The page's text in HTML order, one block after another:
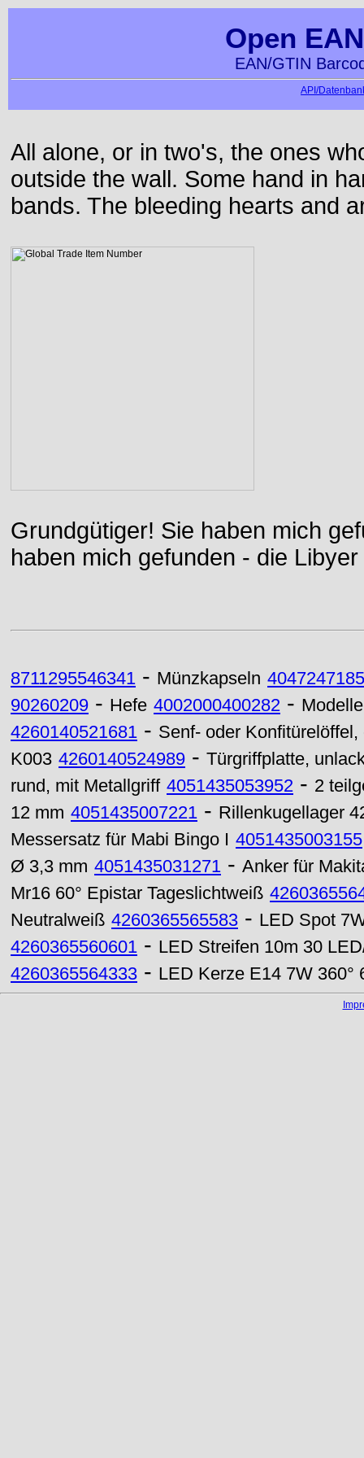
Open
EAN/GTIN
API/
All alone, or in two's, the ones
outside the wall. Some hand in
bands. The bleeding hearts and
Grundgütiger! Sie haben mich
haben mich gefunden - die
8711295546341 - Münzkapseln
90260209 - Hefe 4002000400282 -
4260140521681 - Senf- oder Konfitürelöffel,
K003 4260140524989 - Türgriffplatte,
rund, mit Metallgriff 4051435053952 - 2
12 mm 4051435007221 - Rillenkugellager
Messersatz für Mabi Bingo I 4051435003155
Ø 3,3 mm 4051435031271 - Anker für
Mr16 60° Epistar Tageslichtweiß
Neutralweiß 4260365565583 - LED Spot
4260365560601 - LED Streifen 10m 30
4260365564333 - LED Kerze E14 7W 360°